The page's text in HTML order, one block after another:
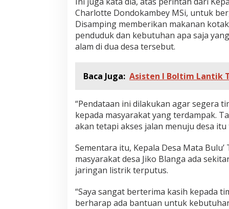
Charlotte Dondokambey MSi, untuk
Disamping memberikan makanan
penduduk dan kebutuhan apa saja
alam di dua desa tersebut.
Baca Juga: Asisten I Boltim Lantik
“Pendataan ini dilakukan agar segera
kepada masyarakat yang terdampak.
akan tetapi akses jalan menuju desa
Sementara itu, Kepala Desa Mata
masyarakat desa Jiko Blanga ada
jaringan listrik terputus.
“Saya sangat berterima kasih kepada
berharap ada bantuan untuk